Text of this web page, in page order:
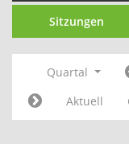
Sitzungen
Quartal
Aktuell